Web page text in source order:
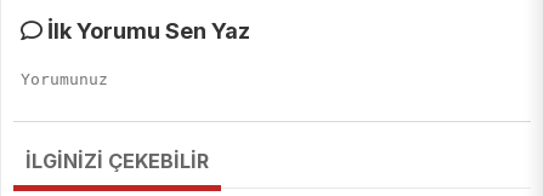
İlk Yorumu Sen Yaz
İLGİNİZİ ÇEKEBİLİR